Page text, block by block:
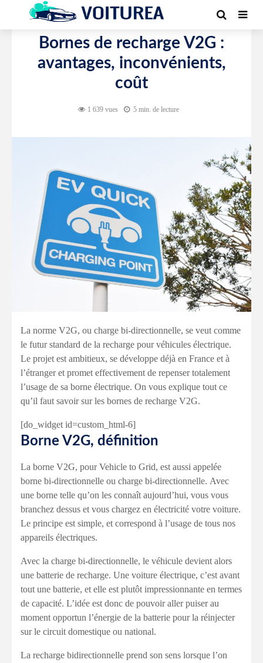
BORNE DE RECHARGE
Bornes de recharge V2G :
avantages, inconvénients,
coût
1 639 vues 5 min. de lecture
La norme V2G, ou charge bi-directionnelle, se veut comme
le futur standard de la recharge pour véhicules électrique.
Le projet est ambitieux, se développe déjà en France et à
l’étranger et promet effectivement de repenser totalement
l’usage de sa borne électrique. On vous explique tout ce
qu’il faut savoir sur les bornes de recharge V2G.
[do_widget id=custom_html-6]
Borne V2G, définition
La borne V2G, pour Vehicle to Grid, est aussi appelée
borne bi-directionnelle ou charge bi-directionnelle. Avec
une borne telle qu’on les connaît aujourd’hui, vous vous
branchez dessus et vous chargez en électricité votre voiture.
Le principe est simple, et correspond à l’usage de tous nos
appareils électriques.
Avec la charge bi-directionnelle, le véhicule devient alors
une batterie de recharge. Une voiture électrique, c’est avant
tout une batterie, et elle est plutôt impressionnante en termes
de capacité. L’idée est donc de pouvoir aller puiser au
moment opportun l’énergie de la batterie pour la réinjecter
sur le circuit domestique ou national.
La recharge bidirectionnelle prend son sens lorsque l’on